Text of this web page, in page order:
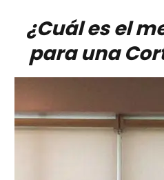
¿Cuál es el
para una